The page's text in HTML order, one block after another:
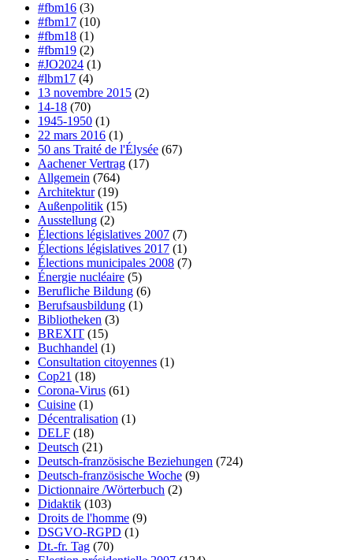
#fbm16 (3)
#fbm17 (10)
#fbm18 (1)
#fbm19 (2)
#JO2024 (1)
#lbm17 (4)
13 novembre 2015 (2)
14-18 (70)
1945-1950 (1)
22 mars 2016 (1)
50 ans Traité de l'Élysée (67)
Aachener Vertrag (17)
Allgemein (764)
Architektur(19)
Außenpolitik (15)
Ausstellung (2)
Élections législatives 2007 (7)
Élections législatives 2017 (1)
Élections municipales 2008 (7)
Énergie nucléaire (5)
Berufliche Bildung (6)
Berufsausbildung (1)
Bibliotheken (3)
BREXIT (15)
Buchhandel (1)
Consultation citoyennes (1)
Cop21 (18)
Corona-Virus (61)
Cuisine (1)
Décentralisation (1)
DELF (18)
Deutsch (21)
Deutsch-französische Beziehungen (724)
Deutsch-französische Woche (9)
Dictionnaire /Wörterbuch (2)
Didaktik (103)
Droits de l'homme (9)
DSGVO-RGPD (1)
Dt.-fr. Tag (70)